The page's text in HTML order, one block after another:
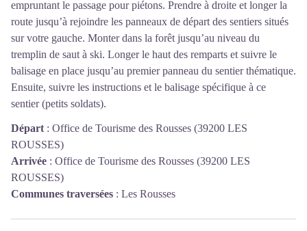
empruntant le passage pour piétons. Prendre à droite et longer la
route jusqu’à rejoindre les panneaux de départ des sentiers situés
sur votre gauche. Monter dans la forêt jusqu’au niveau du
tremplin de saut à ski. Longer le haut des remparts et suivre le
balisage en place jusqu’au premier panneau du sentier thématique.
Ensuite, suivre les instructions et le balisage spécifique à ce
sentier (petits soldats).
Départ : Office de Tourisme des Rousses (39200 LES
ROUSSES)
Arrivée : Office de Tourisme des Rousses (39200 LES
ROUSSES)
Communes traversées : Les Rousses